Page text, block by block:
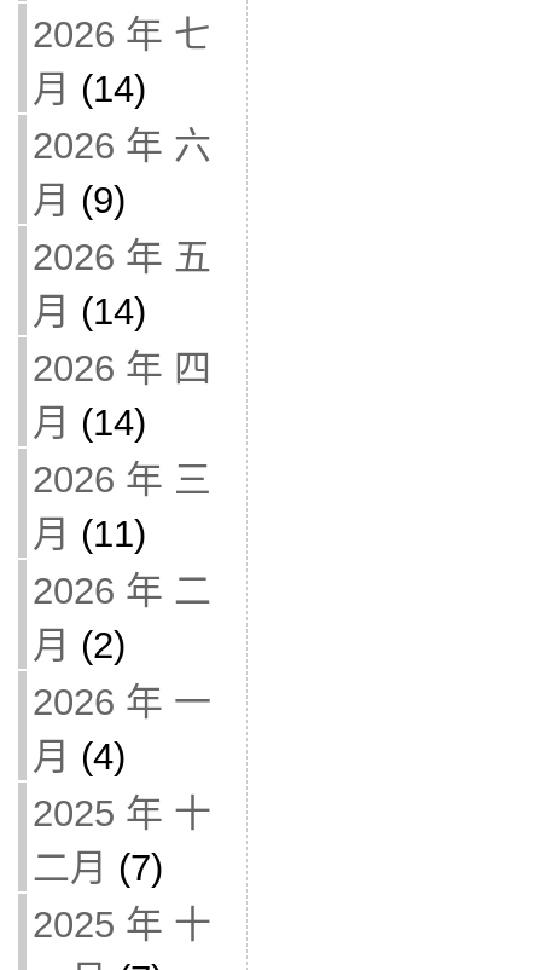
2026 年 七
月 (14)
2026 年 六
月 (9)
2026 年 五
月 (14)
2026 年 四
月 (14)
2026 年 三
月 (11)
2026 年 二
月 (2)
2026 年 一
月 (4)
2025 年 十
二月 (7)
2025 年 十